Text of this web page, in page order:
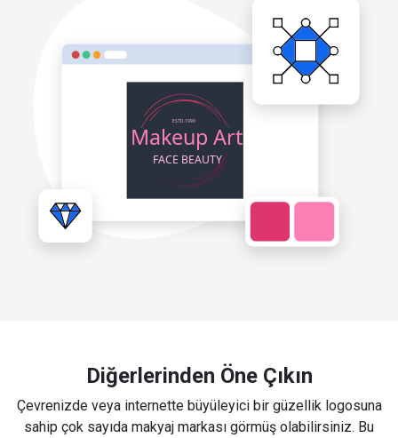
Diğerlerinden Öne Çıkın
Çevrenizde veya internette büyüleyici bir güzellik logosuna
sahip çok sayıda makyaj markası görmüş olabilirsiniz. Bu